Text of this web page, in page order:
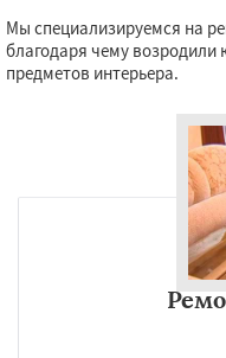
Мы специализируемся на
благодаря чему возродили
предметов интерьера.